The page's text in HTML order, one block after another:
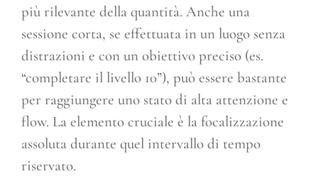
più rilevante della quantità. Anche una
sessione corta, se effettuata in un luogo senza
distrazioni e con un obiettivo preciso (es.
“completare il livello 10”), può essere bastante
per raggiungere uno stato di alta attenzione e
flow. La elemento cruciale è la focalizzazione
assoluta durante quel intervallo di tempo
riservato.